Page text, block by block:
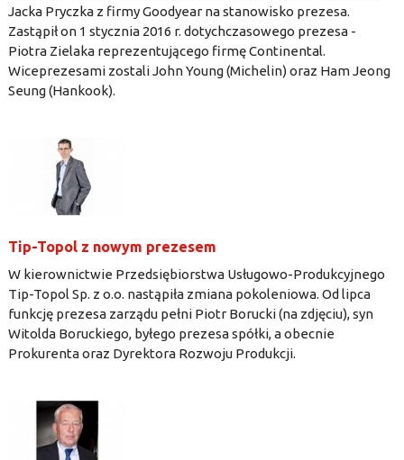
Jacka Pryczka z firmy Goodyear na stanowisko prezesa.
Zastąpił on 1 stycznia 2016 r. dotychczasowego prezesa -
Piotra Zielaka reprezentującego firmę Continental.
Wiceprezesami zostali John Young (Michelin) oraz Ham Jeong
Seung (Hankook).
Tip-Topol z nowym prezesem
W kierownictwie Przedsiębiorstwa Usługowo-Produkcyjnego
Tip-Topol Sp. z o.o. nastąpiła zmiana pokoleniowa. Od lipca
funkcję prezesa zarządu pełni Piotr Borucki (na zdjęciu), syn
Witolda Boruckiego, byłego prezesa spółki, a obecnie
Prokurenta oraz Dyrektora Rozwoju Produkcji.